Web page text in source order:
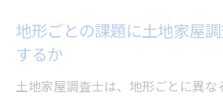
地形ごとの課題に土地家屋
するか
土地家屋調査士は、地形ごとに異